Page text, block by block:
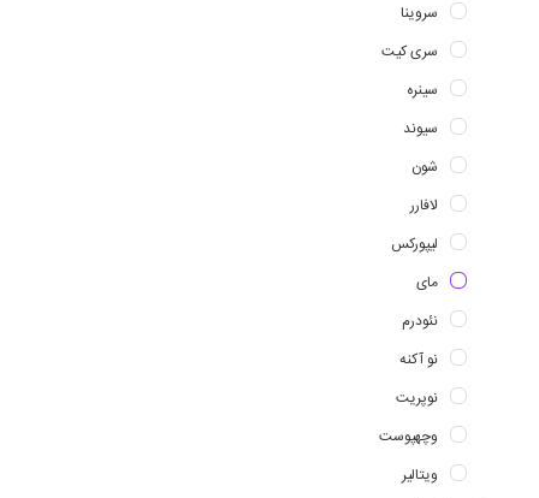
سروینا
سری کیت
سینره
سیوند
شون
لافارر
لیپورکس
مای
نئودرم
نو آکنه
نوپریت
وچهپوست
ویتالیر